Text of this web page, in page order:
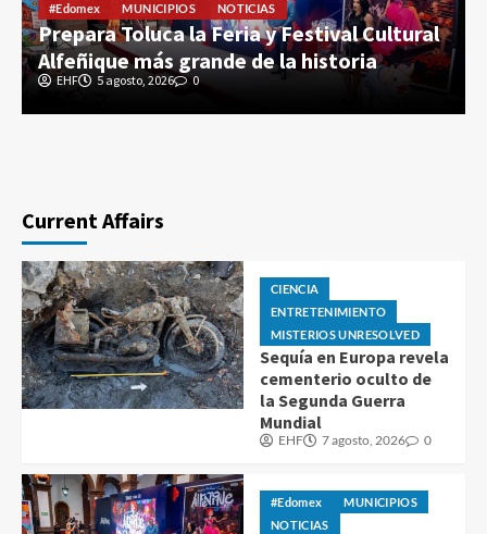
#Edomex MUNICIPIOS NOTICIAS
Prepara Toluca la Feria y Festival Cultural
Alfeñique más grande de la historia
EHF 5 agosto, 2026 0
Current Affairs
CIENCIA
ENTRETENIMIENTO
MISTERIOS UNRESOLVED
Sequía en Europa revela
cementerio oculto de
la Segunda Guerra
Mundial
EHF 7 agosto, 2026 0
#Edomex
MUNICIPIOS
NOTICIAS